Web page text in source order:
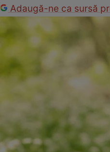
Adaugă-ne ca sursă